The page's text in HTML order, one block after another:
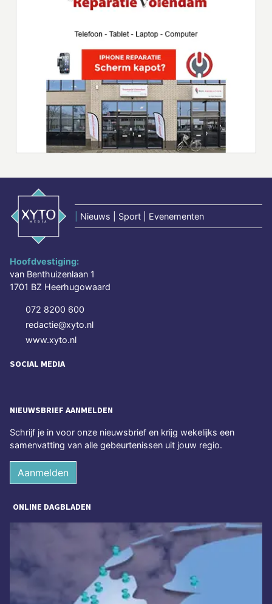
Nieuws | Sport | Evenementen
Hoofdvestiging:
van Benthuizenlaan 1
1701 BZ Heerhugowaard
072 8200 600
redactie@xyto.nl
www.xyto.nl
SOCIAL MEDIA
NIEUWSBRIEF AANMELDEN
Schrijf je in voor onze nieuwsbrief en krijg wekelijks een
samenvatting van alle gebeurtenissen uit jouw regio.
Aanmelden
ONLINE DAGBLADEN